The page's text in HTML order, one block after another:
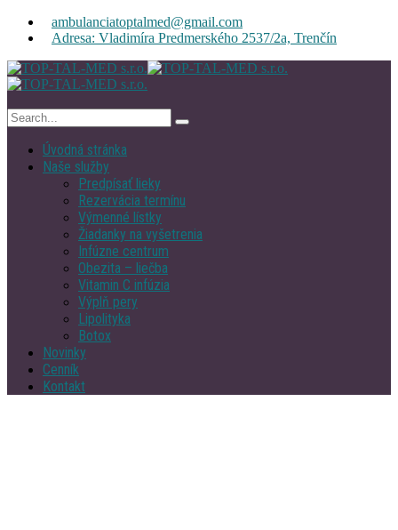
ambulanciatoptalmed@gmail.com
Adresa: Vladimíra Predmerského 2537/2a, Trenčín
Úvodná stránka
Naše služby
Predpísať lieky
Rezervácia termínu
Výmenné lístky
Žiadanky na vyšetrenia
Infúzne centrum
Obezita – liečba
Vitamin C infúzia
Výplň pery
Lipolityka
Botox
Novinky
Cenník
Kontakt